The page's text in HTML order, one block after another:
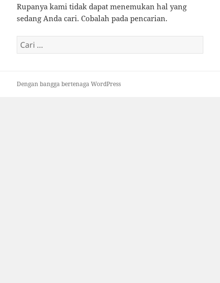
Rupanya kami tidak dapat menemukan hal yang
sedang Anda cari. Cobalah pada pencarian.
Cari
untuk:
Dengan bangga bertenaga WordPress